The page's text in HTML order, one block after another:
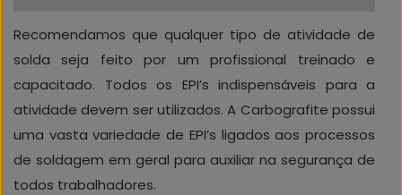
Recomendamos que qualquer tipo de atividade de
solda seja feito por um profissional treinado e
capacitado. Todos os EPI’s indispensáveis para a
atividade devem ser utilizados. A Carbografite possui
uma vasta variedade de EPI’s ligados aos processos
de soldagem em geral para auxiliar na segurança de
todos trabalhadores.